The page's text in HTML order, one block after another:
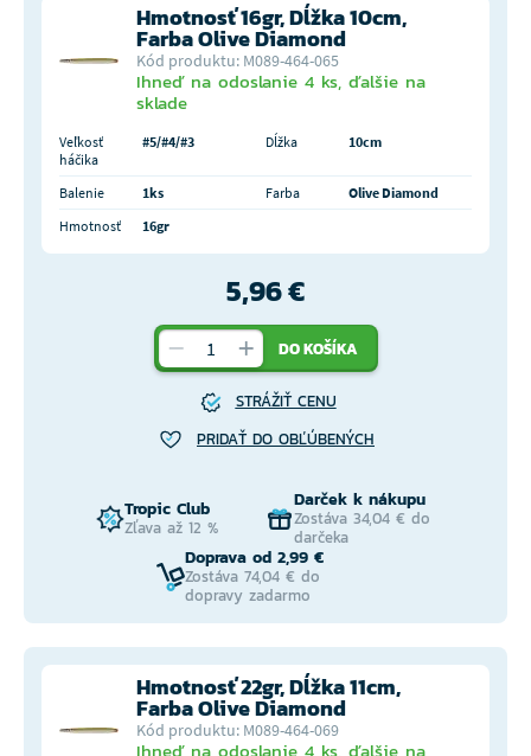
Hmotnosť 16gr, Dĺžka 10cm,
Farba Olive Diamond
Kód produktu: M089-464-065
Ihneď na odoslanie 4 ks, ďalšie na
sklade
Veľkosť
háčika
#5/#4/#3 Dĺžka 10cm
Balenie 1ks Farba
Olive Diamond
Hmotnosť
16gr
5,96 €
DO KOŠÍKA
STRÁŽIŤ CENU
PRIDAŤ DO OBĽÚBENÝCH
Tropic Club
Zľava až 12 %
Darček k nákupu
Zostáva 34,04 € do
darčeka
Doprava od 2,99 €
Zostáva 74,04 € do
dopravy zadarmo
Hmotnosť 22gr, Dĺžka 11cm,
Farba Olive Diamond
Kód produktu: M089-464-069